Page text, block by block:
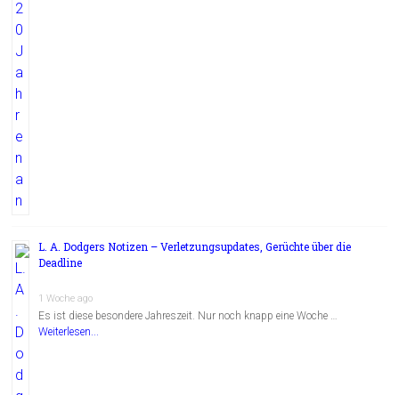
L. A. Dodgers Notizen – Verletzungsupdates, Gerüchte über die
Deadline
1 Woche ago
Es ist diese besondere Jahreszeit. Nur noch knapp eine Woche …
Weiterlesen...